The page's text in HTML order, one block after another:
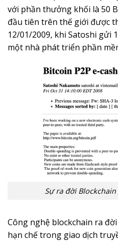
với phần thưởng khối là 50
đầu tiên trên thế giới được
12/01/2009, khi Satoshi gửi
một nhà phát triển phần
Sự ra đời
Công nghệ blockchain ra
hạn chế trong giao dịch